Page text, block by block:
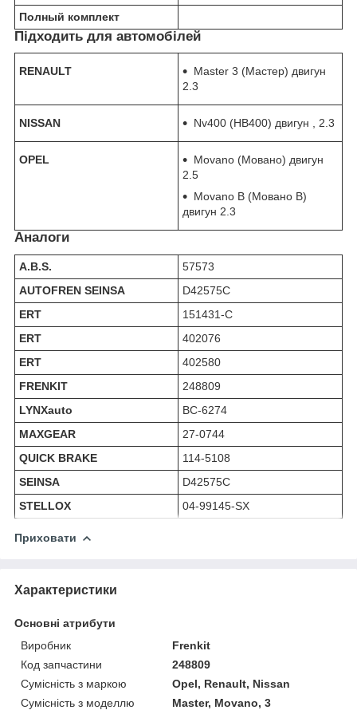
Полный комплект
Підходить для автомобілей
RENAULT
Master 3 (Мастер) двигун
2.3
NISSAN Nv400 (НВ400) двигун , 2.3
OPEL
Movano (Мовано) двигун
2.5
Movano B (Мовано В)
двигун 2.3
Аналоги
A.B.S.
57573
AUTOFREN SEINSA
D42575C
ERT
151431-C
ERT
402076
ERT
402580
FRENKIT
248809
LYNXauto
BC-6274
MAXGEAR
27-0744
QUICK BRAKE
114-5108
SEINSA
D42575C
STELLOX
04-99145-SX
Приховати
Характеристики
Основні атрибути
Виробник
Frenkit
Код запчастини
248809
Сумісність з маркою
Opel, Renault, Nissan
Сумісність з моделлю
Master, Movano, 3